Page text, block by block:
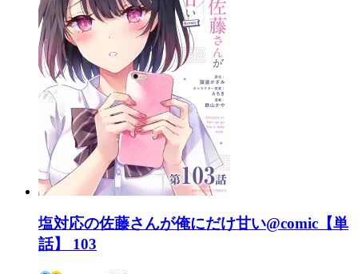
塩対応の佐藤さんが俺にだけ甘い@comic【単
話】 103